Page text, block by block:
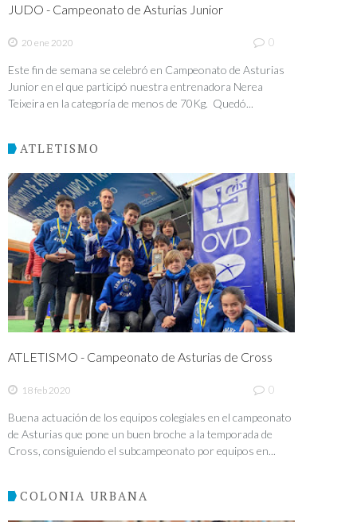
JUDO - Campeonato de Asturias Junior
20 ene 2020 0
Este fin de semana se celebró en Campeonato de Asturias
Junior en el que participó nuestra entrenadora Nerea
Teixeira en la categoría de menos de 70Kg. Quedó...
ATLETISMO
ATLETISMO - Campeonato de Asturias de Cross
18 feb 2020 0
Buena actuación de los equipos colegiales en el campeonato
de Asturias que pone un buen broche a la temporada de
Cross, consiguiendo el subcampeonato por equipos en...
COLONIA URBANA